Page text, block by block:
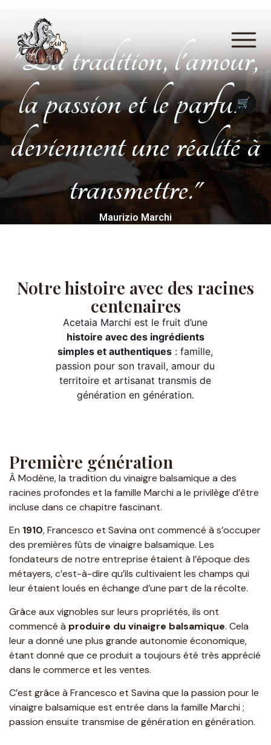
"La tradition, l'amour,
la passion et le parfum
deviennent une réalité à
transmettre."
Maurizio Marchi
Notre histoire avec des racines
centenaires
Acetaia Marchi est le fruit d’une
histoire avec des ingrédients
simples et authentiques : famille,
passion pour son travail, amour du
territoire et artisanat transmis de
génération en génération.
Première génération
À Modène, la tradition du vinaigre balsamique a des
racines profondes et la famille Marchi a le privilège d’être
incluse dans ce chapitre fascinant.
En 1910, Francesco et Savina ont commencé à s’occuper
des premières fûts de vinaigre balsamique. Les
fondateurs de notre entreprise étaient à l’époque des
métayers, c’est-à-dire qu’ils cultivaient les champs qui
leur étaient loués en échange d’une part de la récolte.
Grâce aux vignobles sur leurs propriétés, ils ont
commencé à produire du vinaigre balsamique. Cela
leur a donné une plus grande autonomie économique,
étant donné que ce produit a toujours été très apprécié
dans le commerce et les ventes.
C’est grâce à Francesco et Savina que la passion pour le
vinaigre balsamique est entrée dans la famille Marchi ;
passion ensuite transmise de génération en génération.
🛒